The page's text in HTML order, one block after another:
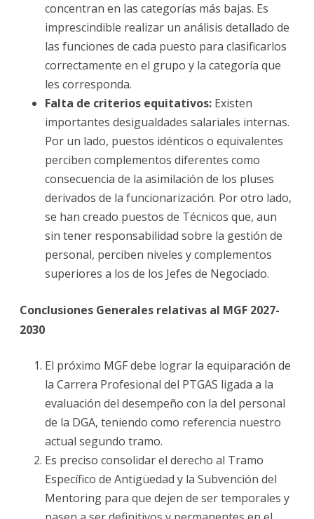
concentran en las categorías más bajas. Es
imprescindible realizar un análisis detallado de
las funciones de cada puesto para clasificarlos
correctamente en el grupo y la categoría que
les corresponda.
Falta de criterios equitativos: Existen
importantes desigualdades salariales internas.
Por un lado, puestos idénticos o equivalentes
perciben complementos diferentes como
consecuencia de la asimilación de los pluses
derivados de la funcionarización. Por otro lado,
se han creado puestos de Técnicos que, aun
sin tener responsabilidad sobre la gestión de
personal, perciben niveles y complementos
superiores a los de los Jefes de Negociado.
Conclusiones Generales relativas al MGF 2027-
2030
El próximo MGF debe lograr la equiparación de
la Carrera Profesional del PTGAS ligada a la
evaluación del desempeño con la del personal
de la DGA, teniendo como referencia nuestro
actual segundo tramo.
Es preciso consolidar el derecho al Tramo
Específico de Antigüedad y la Subvención del
Mentoring para que dejen de ser temporales y